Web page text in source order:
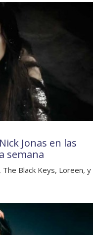
Jonas en las
semana
Black Keys, Loreen, y